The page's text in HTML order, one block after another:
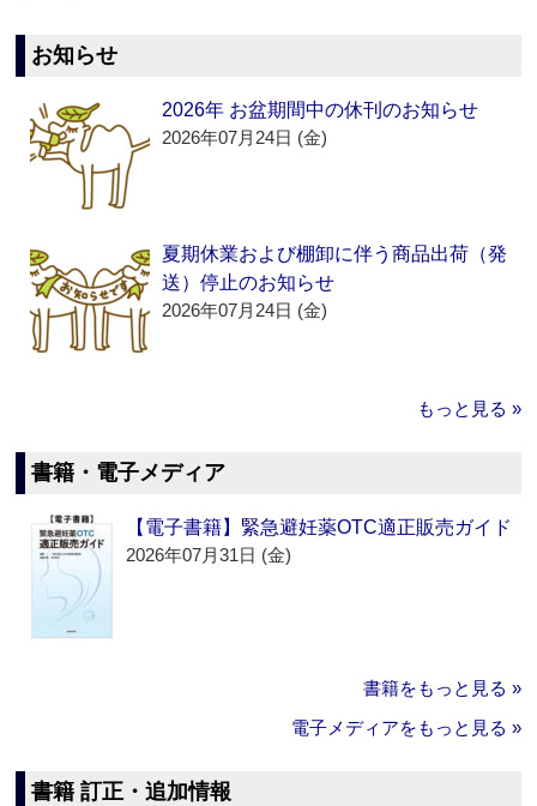
お知らせ
2026年 お盆期間中の休刊のお知らせ
2026年07月24日 (金)
夏期休業および棚卸に伴う商品出荷（発
送）停止のお知らせ
2026年07月24日 (金)
もっと見る »
書籍・電子メディア
【電子書籍】緊急避妊薬OTC適正販売ガイド
2026年07月31日 (金)
書籍をもっと見る »
電子メディアをもっと見る »
書籍 訂正・追加情報